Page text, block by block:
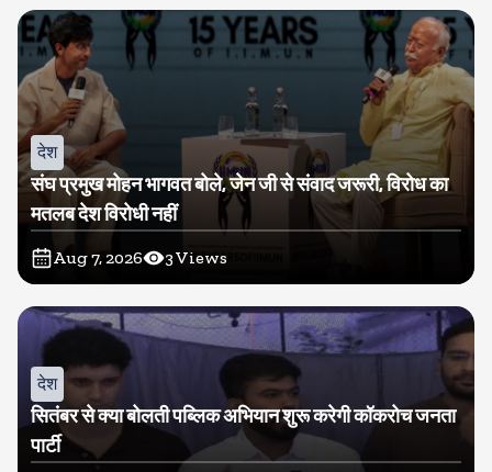
देश
संघ प्रमुख मोहन भागवत बोले, जेन जी से संवाद जरूरी, विरोध का
मतलब देश विरोधी नहीं
Aug 7, 2026 3Views
देश
सितंबर से क्या बोलती पब्लिक अभियान शुरू करेगी कॉकरोच जनता
पार्टी